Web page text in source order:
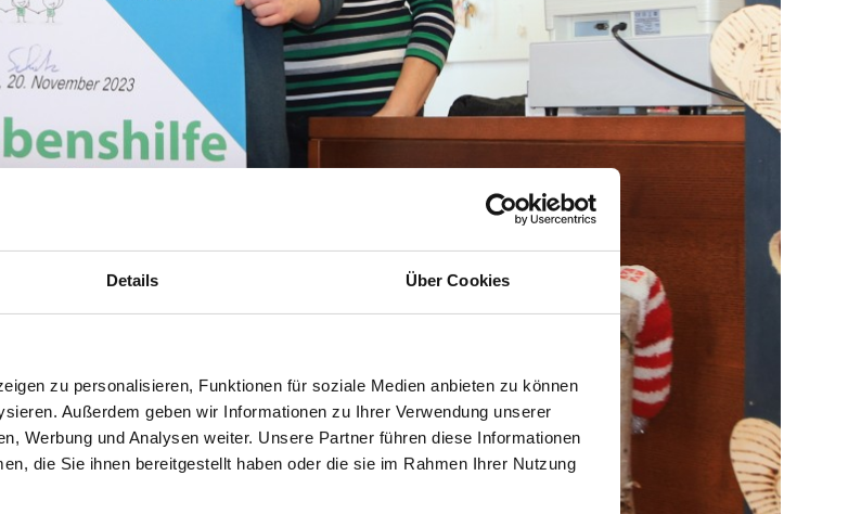
Details Über Cookies
zu personalisieren, Funktionen für soziale Medien anbieten zu können
Außerdem geben wir Informationen zu Ihrer Verwendung unserer
Werbung und Analysen weiter. Unsere Partner führen diese Informationen
die Sie ihnen bereitgestellt haben oder die sie im Rahmen Ihrer Nutzung